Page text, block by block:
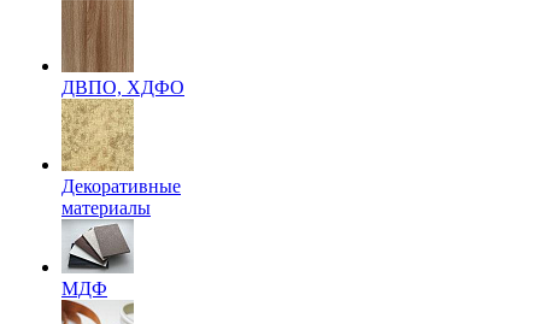
ДВПО, ХДФО
Декоративные
материалы
МДФ